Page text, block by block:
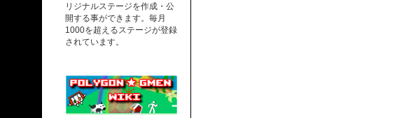
リジナルステージを作成・公
開する事ができます。毎月
1000を超えるステージが登録
されています。